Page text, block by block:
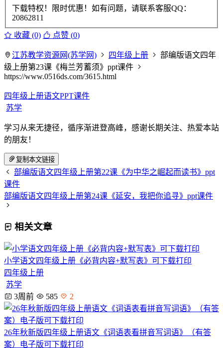
下载特权！限时优惠！如有问题，请联系客服QQ：
20862811
收藏 (0) 点赞 (0)
江苏教学资源网(苏学网) 四年级上册
部编版语文四年
级上册第23课《梅兰芳蓄须》ppt课件
https://www.0516ds.com/3615.html
四年级上册语文PPT课件
苏学
学习从来无捷径，循序渐进登高峰，感谢长期关注、热爱本站
的朋友！
复制本文链接
部编版语文四年级上册第22课《为中华之崛起而读书》ppt
课件
部编版语文四年级上册第24课《延安，我把你追寻》ppt课件
相关文章
小学语文四年级上册《必背内容+默写表》可下载打印
四年级上册
苏学
3周前
585 2
26年秋新版四年级上册语文《词语表看拼音写词语》（有答
案）电子版可下载打印